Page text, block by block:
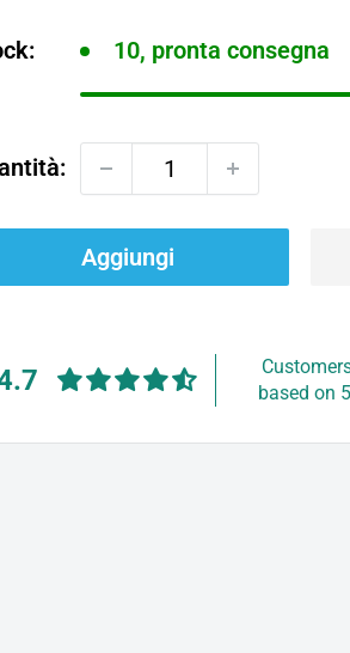
10, pronta consegna
Aggiungi
based on